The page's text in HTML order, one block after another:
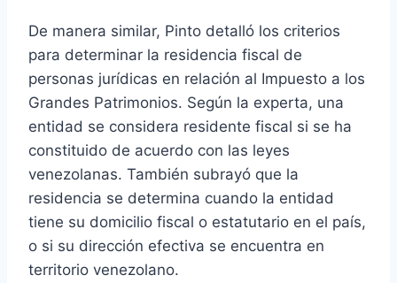
De manera similar, Pinto detalló los criterios
para determinar la residencia fiscal de
personas jurídicas en relación al Impuesto a los
Grandes Patrimonios. Según la experta, una
entidad se considera residente fiscal si se ha
constituido de acuerdo con las leyes
venezolanas. También subrayó que la
residencia se determina cuando la entidad
tiene su domicilio fiscal o estatutario en el país,
o si su dirección efectiva se encuentra en
territorio venezolano.